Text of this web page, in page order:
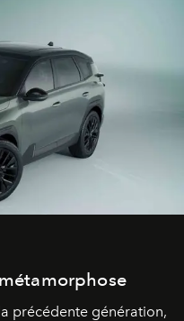
précédente génération,